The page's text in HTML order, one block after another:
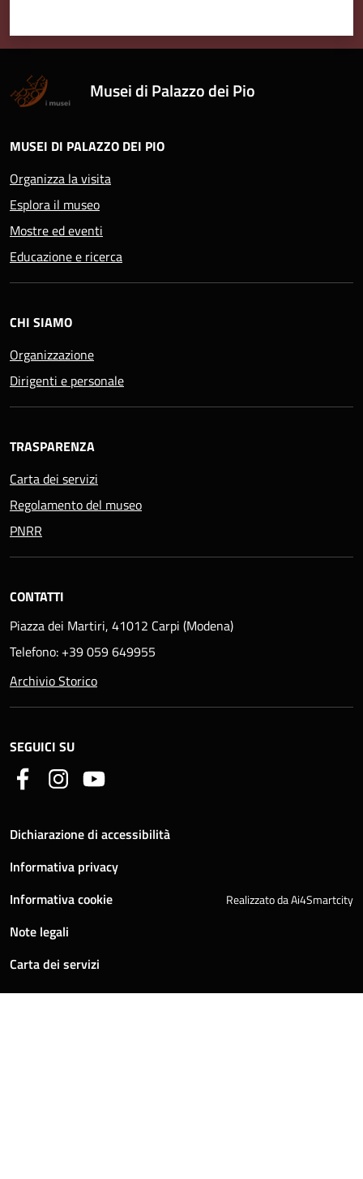
Musei di Palazzo dei Pio
MUSEI DI PALAZZO DEI PIO
Organizza la visita
Esplora il museo
Mostre ed eventi
Educazione e ricerca
CHI SIAMO
Organizzazione
Dirigenti e personale
TRASPARENZA
Carta dei servizi
Regolamento del museo
PNRR
CONTATTI
Piazza dei Martiri, 41012 Carpi (Modena)
Telefono: +39 059 649955
Archivio Storico
SEGUICI SU
Dichiarazione di accessibilità
Informativa privacy
Informativa cookie
Note legali
Carta dei servizi
Realizzato da Ai4Smartcity